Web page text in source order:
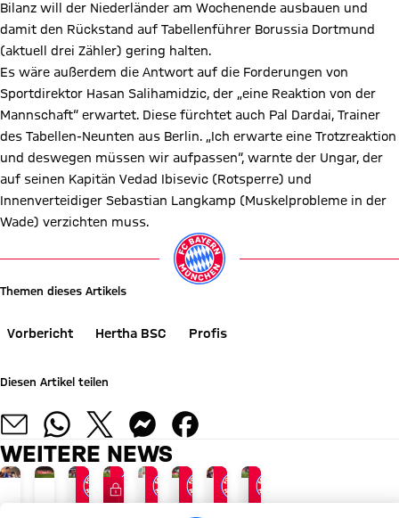
Bilanz will der Niederländer am Wochenende ausbauen und
damit den Rückstand auf Tabellenführer Borussia Dortmund
(aktuell drei Zähler) gering halten.
Es wäre außerdem die Antwort auf die Forderungen von
Sportdirektor Hasan Salihamidzic, der „eine Reaktion von der
Mannschaft“ erwartet. Diese fürchtet auch Pal Dardai, Trainer
des Tabellen-Neunten aus Berlin. „Ich erwarte eine Trotzreaktion
und deswegen müssen wir aufpassen“, warnte der Ungar, der
auf seinen Kapitän Vedad Ibisevic (Rotsperre) und
Innenverteidiger Sebastian Langkamp (Muskelprobleme in der
Wade) verzichten muss.
Themen dieses Artikels
Vorbericht Hertha BSC Profis
Diesen Artikel teilen
WEITERE NEWS
JETZT INFORMIEREN
AUDI SUMMER TOUR 2026
ABSCHLUSS DER ASIENTOUR
FC Bayern TV PLUS
AUDI FOOTBALL SUMMIT
VIDEOIM VIDEO
VIDEOAUDI FOOTBALL SUMMIT
VIDEONACH AUDI FOOTBALL SUMMIT
LIVE BEI FC BAYERN TV
GALLERIE